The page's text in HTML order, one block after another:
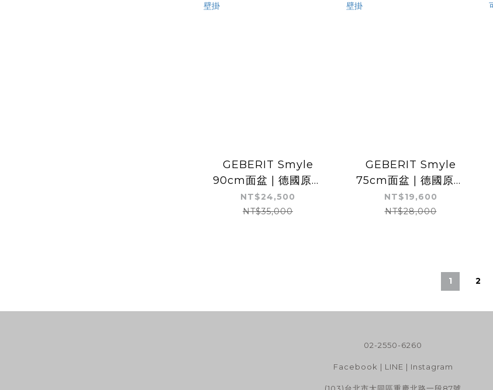
GEBERIT Smyle
90cm面盆 | 德國原裝
進口 | 德國抗污認證 |
可壁掛
NT$24,500
NT$35,000
GEBERIT Smyle
75cm面盆 | 德國原裝
進口 | 德國抗污認證 |
可壁掛
NT$19,600
NT$28,000
1 2
02-2550-6260
Facebook | LINE | Instagram